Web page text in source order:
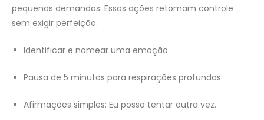
pequenas demandas. Essas ações retomam controle
sem exigir perfeição.
Identificar e nomear uma emoção
Pausa de 5 minutos para respirações profundas
Afirmações simples: Eu posso tentar outra vez.